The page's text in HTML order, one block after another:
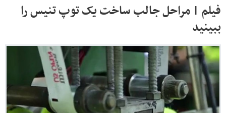
فیلم | مراحل جالب ساخت یک توپ تنیس را
ببینید